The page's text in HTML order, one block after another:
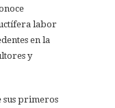
labor
en la
y
sus primeros